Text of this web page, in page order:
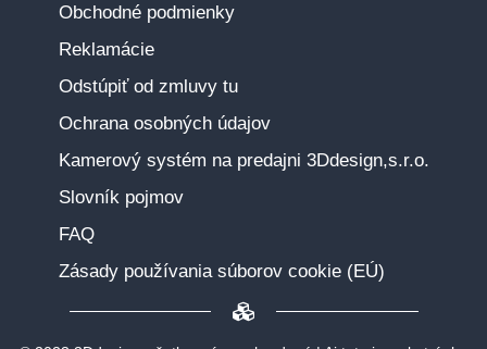
Obchodné podmienky
Reklamácie
Odstúpiť od zmluvy tu
Ochrana osobných údajov
Kamerový systém na predajni 3Ddesign,s.r.o.
Slovník pojmov
FAQ
Zásady používania súborov cookie (EÚ)